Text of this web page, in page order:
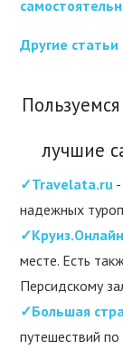
Другие
лучшие
✓Travelata.ru
надежных
✓Круиз.Онлайн
месте. Есть
Персидскому
✓Большая
путешествий по